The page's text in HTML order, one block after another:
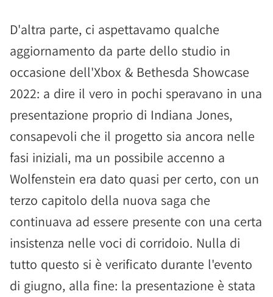
D'altra parte, ci aspettavamo qualche
aggiornamento da parte dello studio in
occasione dell'Xbox & Bethesda Showcase
2022: a dire il vero in pochi speravano in una
presentazione proprio di Indiana Jones,
consapevoli che il progetto sia ancora nelle
fasi iniziali, ma un possibile accenno a
Wolfenstein era dato quasi per certo, con un
terzo capitolo della nuova saga che
continuava ad essere presente con una certa
insistenza nelle voci di corridoio. Nulla di
tutto questo si è verificato durante l'evento
di giugno, alla fine: la presentazione è stata